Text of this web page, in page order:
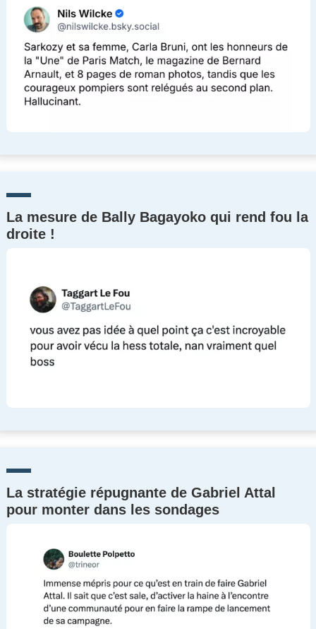
La mesure de Bally Bagayoko qui rend fou la
droite !
La stratégie répugnante de Gabriel Attal
pour monter dans les sondages